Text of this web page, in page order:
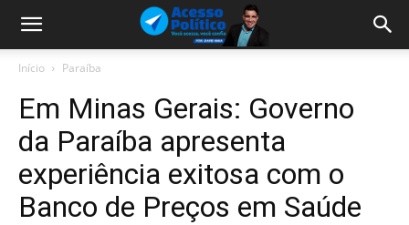
Início Paraíba
Em Minas Gerais: Governo
da Paraíba apresenta
experiência exitosa com o
Banco de Preços em Saúde